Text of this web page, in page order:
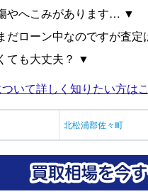
やへこみがあります… ▼
ローン中なのですが査
ても大丈夫？ ▼
いて詳しく知りたい方は
北松浦郡佐々町